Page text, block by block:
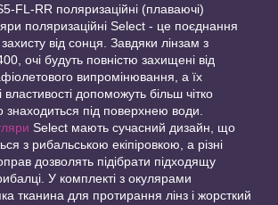
FL-RR поляризаційні (плаваючі)
поляризаційні Select - це поєднання
від сонця. Завдяки лінзам з
очі будуть повністю захищені від
випромінювання, а їх
властивості допоможуть більш чітко
знаходиться під поверхнею води.
Select мають сучасний дизайн, що
з рибальською екіпіровкою, а різні
дозволять підібрати підходящу
У комплекті з окулярами
тканина для протирання лінз і жорсткий